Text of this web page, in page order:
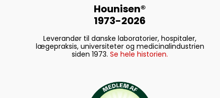
Hounisen®
1973-2026
Leverandør til danske laboratorier, hospitaler,
lægepraksis, universiteter og medicinalindustrien
siden 1973. Se hele historien.